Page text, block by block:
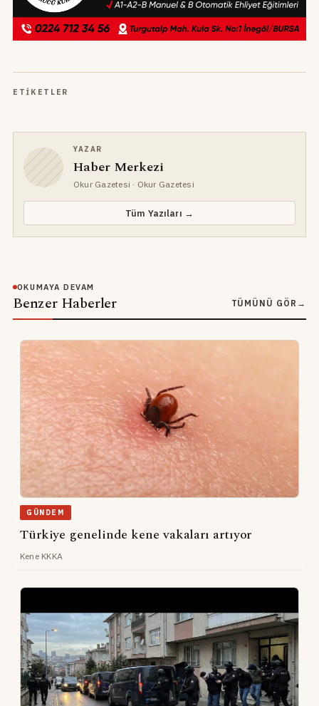
ETIKETLER
YAZAR
Haber Merkezi
Okur Gazetesi · Okur Gazetesi
Tüm Yazıları →
OKUMAYA DEVAM
Benzer Haberler TÜMÜNÜ GÖR →
GÜNDEM
Türkiye genelinde kene vakaları artıyor
Kene KKKA